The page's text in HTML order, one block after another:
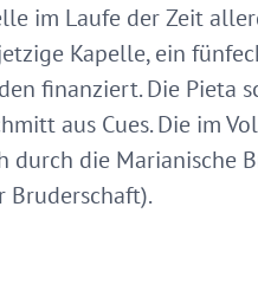
im Laufe der Zeit
Kapelle, ein
finanziert. Die Pieta
aus Cues. Die im
durch die Marianische
Bruderschaft).